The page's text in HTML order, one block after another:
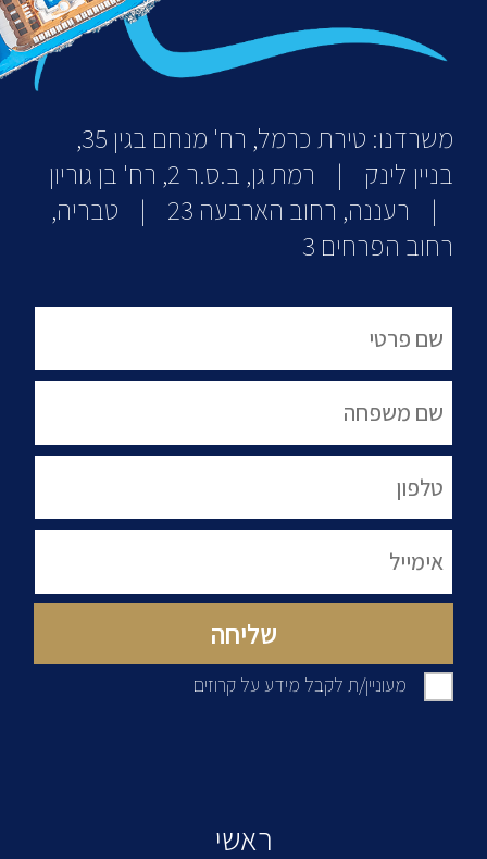
משרדנו: טירת כרמל, רח' מנחם בגין 35,
בניין לינק | רמת גן, ב.ס.ר 2, רח' בן גוריון
| רעננה, רחוב הארבעה 23 | טבריה,
רחוב הפרחים 3
מעוניין/ת לקבל מידע על קרוזים
ראשי